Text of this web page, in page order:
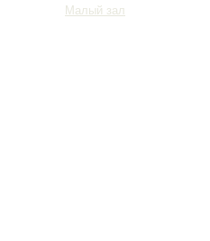
Малый зал